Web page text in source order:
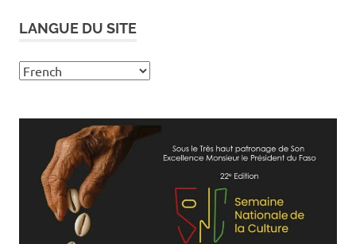
LANGUE DU SITE